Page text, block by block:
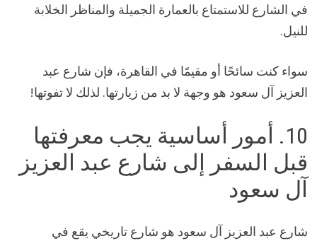
في الشارع للاستمتاع بالعمارة الجميلة والمناظر الخلابة
للنيل.
سواء كنت سائحًا أو مقيمًا في القاهرة، فإن شارع عبد
العزيز آل سعود هو وجهة لا بد من زيارتها. لذلك لا تفوتها!
10. أمور أساسية يجب معرفتها
قبل السفر إلى شارع عبد العزيز
آل سعود
شارع عبد العزيز آل سعود هو شارع تاريخي يقع في